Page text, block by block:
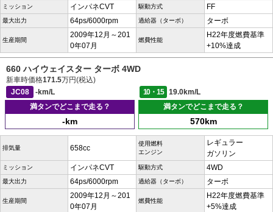
ミッション インパネCVT 駆動方式 FF
最大出力 64ps/6000rpm 過給器（ターボ） ターボ
生産期間
2009年12月～201
0年07月
燃費性能
H22年度燃費基準
+10%達成
660 ハイウェイスター ターボ 4WD
新車時価格171.5万円(税込)
JC08
-km/L 10・15
19.0km/L
満タンでどこまで走る？
-km
満タンでどこまで走る？
570km
排気量 658cc
使用燃料
エンジン
レギュラー
ガソリン
ミッション インパネCVT 駆動方式 4WD
最大出力 64ps/6000rpm 過給器（ターボ） ターボ
生産期間
2009年12月～201
0年07月
燃費性能
H22年度燃費基準
+5%達成